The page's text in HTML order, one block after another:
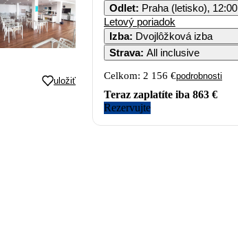
uložiť
Odlet: Praha (letisko), 12:00
Letový poriadok
Izba: Dvojlôžková izba
Strava: All inclusive
Celkom: 2 156 €podrobnosti
Teraz zaplatíte iba 863 €
Rezervujte